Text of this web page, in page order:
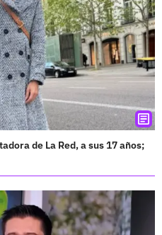
de La Red, a sus 17 años;